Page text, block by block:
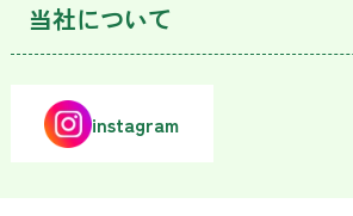
当社について
instagram